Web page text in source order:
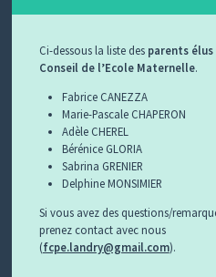
Ci-dessous la liste des parents élus
Conseil de l’Ecole Maternelle.
Fabrice CANEZZA
Marie-Pascale CHAPERON
Adèle CHEREL
Bérénice GLORIA
Sabrina GRENIER
Delphine MONSIMIER
Si vous avez des questions/
prenez contact avec nous
(fcpe.landry@gmail.com).